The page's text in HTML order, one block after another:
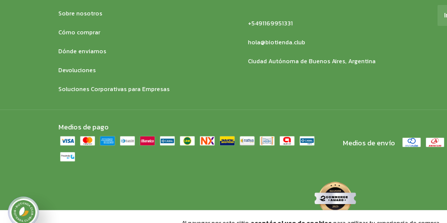
Sobre nosotros
Cómo comprar
Dónde enviamos
Devoluciones
Soluciones Corporativas para Empresas
+5491169951331
hola@biotienda.club
Ciudad Autónoma de Buenos Aires, Argentina
Medios de pago
Medios de envío